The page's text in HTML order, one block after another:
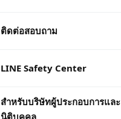
ติดต่อสอบถาม
LINE Safety Center
สำหรับบริษัทผู้ประกอบการและ
นิติบุคคล